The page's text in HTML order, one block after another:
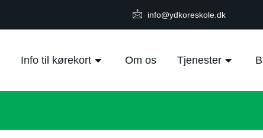
info@ydkoreskole.dk
Info til kørekort Om os Tjenester